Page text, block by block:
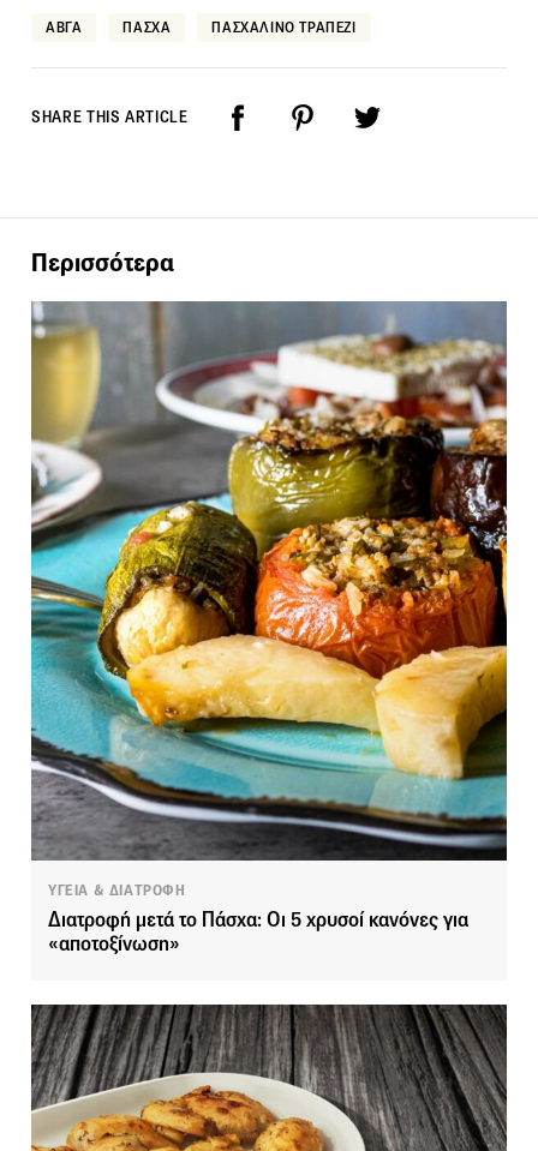
ΑΒΓΑ ΠΑΣΧΑ ΠΑΣΧΑΛΙΝΟ ΤΡΑΠΕΖΙ
SHARE THIS ARTICLE
Περισσότερα
ΥΓΕΙΑ & ΔΙΑΤΡΟΦΗ
Διατροφή μετά το Πάσχα: Οι 5 χρυσοί κανόνες για
«αποτοξίνωση»